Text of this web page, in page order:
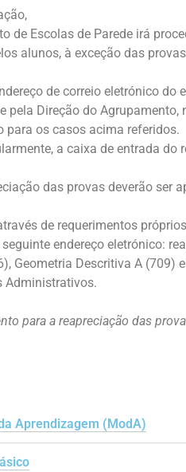
de Escolas de Parede irá
alunos, à exceção das
de correio eletrónico
pela Direção do
para os casos acima referidos.
a caixa de entrada
das provas deverão ser
de requerimentos
endereço eletrónico:
Geometria Descritiva A (709)
Administrativos.
para a reapreciação das
Aprendizagem (ModA)